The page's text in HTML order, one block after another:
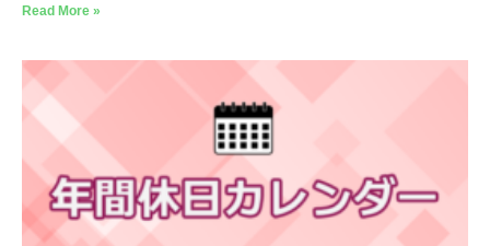
Read More »